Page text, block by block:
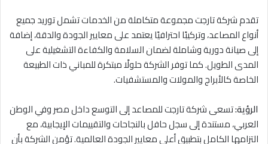
تقدم شركة تارجت مجموعة متكاملة من الخدمات تشمل توريد جميع
أنواع المصاعد، وتركيبًا احترافيًا يعتمد على معايير الجودة والدقة، إضافة
إلى صيانة دورية وشاملة لضمان السلامة والكفاءة التشغيلية على
المدى الطويل. كما توفر الشركة حلولًا مبتكرة للمباني ذات الطبيعة
الخاصة كالأبراج والمولات والمستشفيات.
الرؤية:تسعى شركة تارجت للمصاعد إلى التوسع داخل مصر وفي الوطن
العربي، مستندة إلى سجل حافل بالنجاحات والتقييمات الإيجابية، مع
التزامها الكامل بتطبيق أعلى معايير الجودة العالمية. تؤمن الشركة بأن